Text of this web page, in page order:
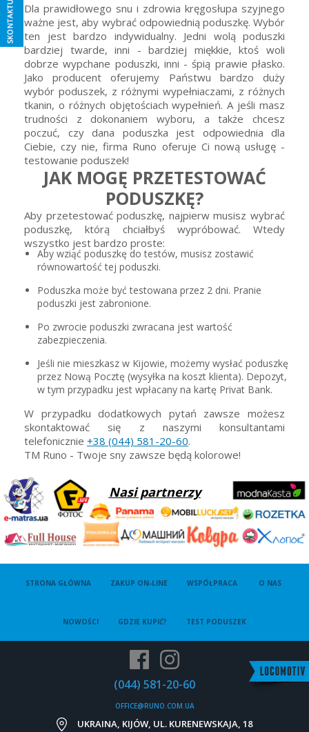
Dla prawidłowego snu i zdrowia kręgosłupa szyjnego
ważne jest, aby wybrać odpowiednią poduszkę. Wybór
ten jest bardzo indywidualny. Jedni wolą poduszki
bardziej twarde, inni - bardziej miękkie, ktoś woli
dobrze wypchane poduszki, inni - śpią prawie płasko.
Jako producent oferujemy Państwu bardzo duży
wybór poduszek, z różnymi wypełniaczami, z różnych
tkanin, o różnych objętościach wypełnień. A jeśli masz
trudności z dokonaniem wyboru, a także chcesz
poczuć, czy dana poduszka jest odpowiednia dla
Ciebie, czy nie, firma Runo oferuje Ci nową usługę -
testowanie poduszek!
JAK MOGĘ PRZETESTOWAĆ
PODUSZKĘ?
Aby przetestować poduszkę, najpierw musisz wybrać
poduszkę, którą chciałbyś wypróbować. Wtedy
wszystko jest bardzo proste:
Aby wziąć poduszkę do testów, musisz zostawić
równowartość tej poduszki.
Poduszka może być testowana przez 2 dni. Pranie
poduszki jest zabronione.
Po zwrocie poduszki zwracana jest wartość
zabezpieczenia.
Jeśli nie mieszkasz w Kijowie, możemy wysłać poduszkę
przez Nową Pocztę (wysyłka na koszt klienta). Depozyt,
w tym przypadku jest wpłacany na kartę Privat Bank.
W przypadku dodatkowych pytań zawsze możesz
skontaktować się z naszymi konsultantami
telefonicznie +38 (044) 581-20-60.
TM Runo - Twoje sny zawsze będą kolorowe!
Nasi partnerzy
STRONA GŁÓWNA ZAKUP ON-LINE WSPÓŁPRACA O NAS
NOWOŚCI GDZIE KUPIĆ? TEST PODUSZEK
(044) 581-20-60
OFFICE@RUNO.COM.UA
UKRAINA, KIJÓW, UL. KURENEWSKAJA, 18